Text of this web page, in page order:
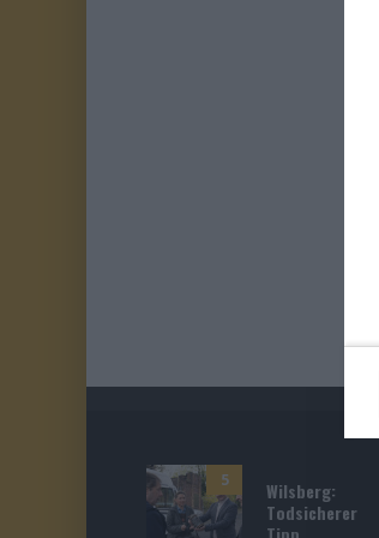
5
Wilsberg:
Todsicherer